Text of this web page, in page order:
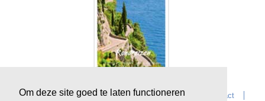
Om deze site goed te laten functioneren
Home Over Transeurope Vacatures
Contact